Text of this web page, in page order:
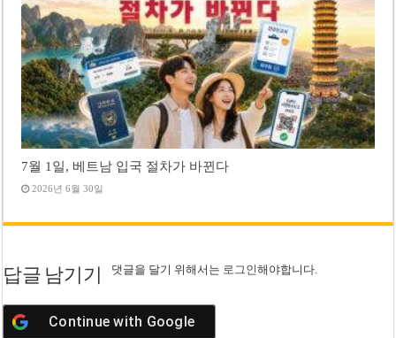
7월 1일, 베트남 입국 절차가 바뀐다
2026년 6월 30일
답글 남기기 댓글을 달기 위해서는 로그인해야합니다.
Continue with Google